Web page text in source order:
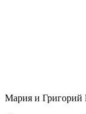
Мария и Григорий